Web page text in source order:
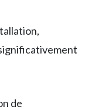
de